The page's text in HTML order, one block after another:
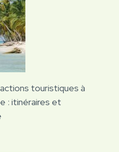
touristiques à
: itinéraires et